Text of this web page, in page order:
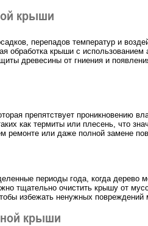
крыши
перепадов температур и
обработка крыши с
древесины от гниения и
препятствует проникновению
как термиты или плесень, что
ремонте или даже полной замене
периоды года, когда
тщательно очистить крышу от
избежать ненужных повреждений
крыши